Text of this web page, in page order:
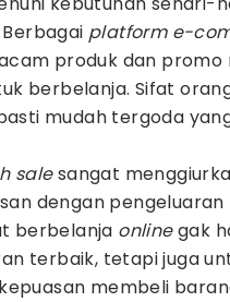
platform e-
produk dan promo
berbelanja. Sifat
mudah tergoda
salesangat
dengan pengeluaran
berbelanja onlinegak
terbaik, tetapi juga
membeli